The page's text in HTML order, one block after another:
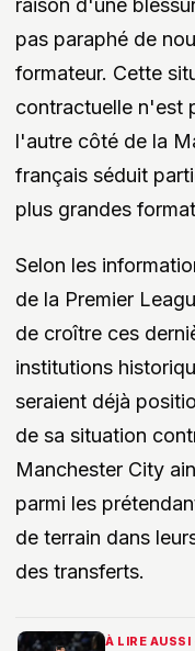
pas paraphé de
formateur. Cette
contractuelle n'est
l'autre côté de la
français séduit
plus grandes
Selon les
de la Premier
de croître ces
institutions
seraient déjà
de sa situation
Manchester City
parmi les
de terrain dans
des transferts.
À LIRE AUSSI